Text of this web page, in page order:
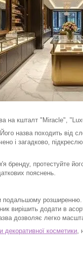
на кшталт "Miracle",
назва походить від
і загадково,
бренду, протестуйте
пояснень.
подальшому
вирішить додати в
дозволяє легко
декоративної косметики,